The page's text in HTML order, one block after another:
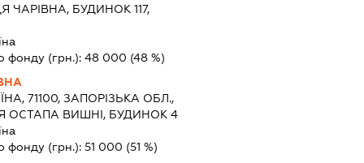
ЧАРІВНА, БУДИНОК 117,
фонду (грн.):48 000 (48 %)
71100, ЗАПОРІЗЬКА ОБЛ.,
ОСТАПА ВИШНІ, БУДИНОК 4
фонду (грн.):51 000 (51 %)